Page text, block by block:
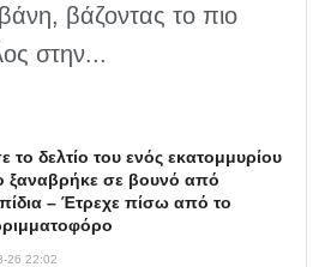
βάζοντας το πιο
στην...
το δελτίο του ενός εκατομμυρίου
ξαναβρήκε σε βουνό από
– Έτρεχε πίσω από το
26 22:02